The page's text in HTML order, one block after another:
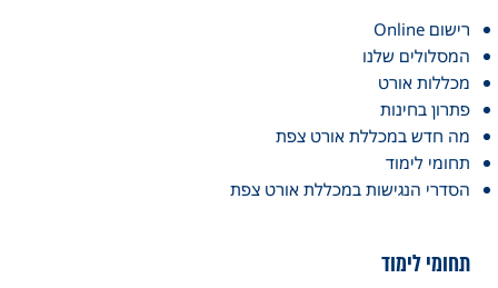
רישום Online
המסלולים שלנו
מכללות אורט
פתרון בחינות
מה חדש במכללת אורט צפת
תחומי לימוד
הסדרי הנגישות במכללת אורט צפת
תחומי לימוד